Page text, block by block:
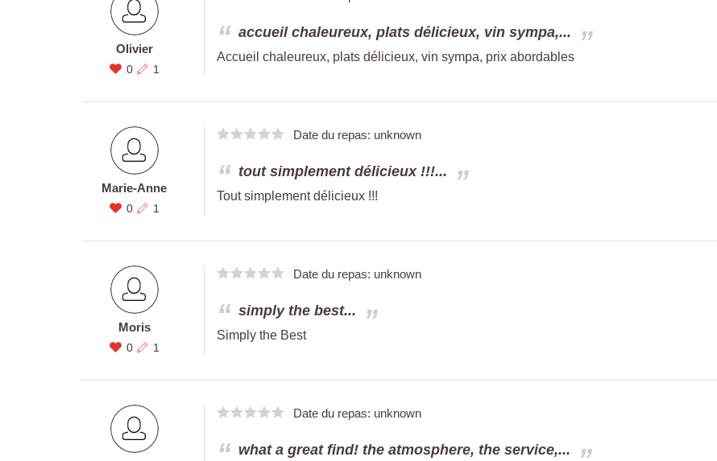
Olivier
0 1
accueil chaleureux, plats délicieux, vin sympa,...
Accueil chaleureux, plats délicieux, vin sympa, prix abordables
Marie-Anne
0 1
Date du repas: unknown
tout simplement délicieux !!!...
Tout simplement délicieux !!!
Moris
0 1
Date du repas: unknown
simply the best...
Simply the Best
Date du repas: unknown
what a great find! the atmosphere, the service,...